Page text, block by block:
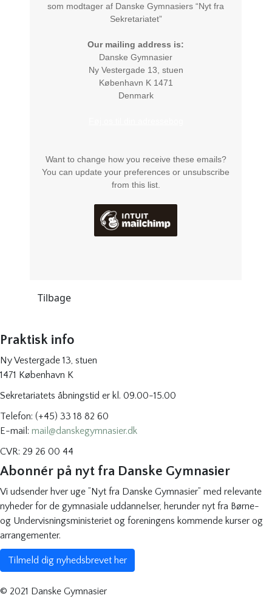
som modtager af Danske Gymnasiers “Nyt fra
Sekretariatet”
Our mailing address is:
Danske Gymnasier
Ny Vestergade 13, stuen
København K 1471
Denmark
Want to change how you receive these emails?
You can update your preferences or unsubscribe
from this list.
Tilbage
Praktisk info
Ny Vestergade 13, stuen
1471 København K
Sekretariatets åbningstid er kl. 09.00-15.00
Telefon: (+45) 33 18 82 60
E-mail: mail@danskegymnasier.dk
CVR: 29 26 00 44
Abonnér på nyt fra Danske Gymnasier
Vi udsender hver uge ”Nyt fra Danske Gymnasier” med relevante
nyheder for de gymnasiale uddannelser, herunder nyt fra Børne-
og Undervisningsministeriet og foreningens kommende kurser og
arrangementer.
Tilmeld dig nyhedsbrevet her
© 2021 Danske Gymnasier